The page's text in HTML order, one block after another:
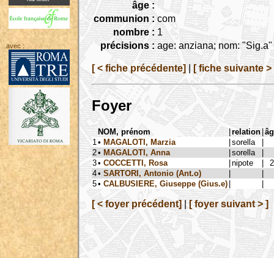
avec :
âge :
communion : com
nombre : 1
précisions : age: anziana; nom: "Sig.a"
[ < fiche précédente] [ fiche suivante >
Foyer
NOM, prénom |relation |
1 • MAGALOTI, Marzia |sorella
|
2• MAGALOTI, Anna |sorella
|
3• COCCETTI, Rosa |nipote |
4• SARTORI, Antonio (Ant.o) |
|
5• CALBUSIERE, Giuseppe (Gius.e) | |
[ < foyer précédent] [ foyer suivant > ]